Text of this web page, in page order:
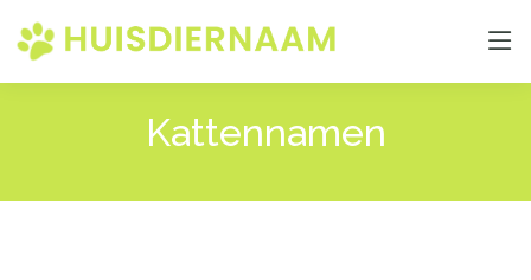
Kattennamen